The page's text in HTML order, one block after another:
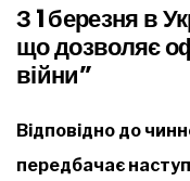
З 1 березня в
що дозволяє
війни”
Відповідно до
передбачає